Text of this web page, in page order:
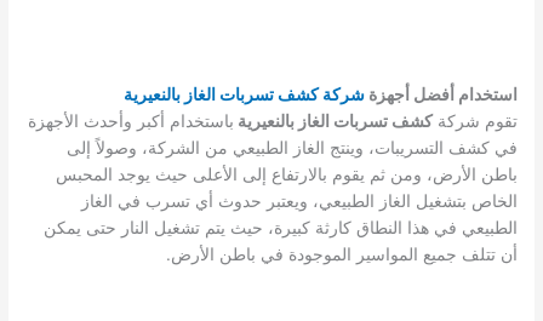
استخدام أفضل أجهزةشركة كشف تسربات الغاز بالنعيرية
تقوم شركةكشف تسربات الغاز بالنعيرية باستخدام أكبر وأحدث الأجهزة
في كشف التسريبات، وينتج الغاز الطبيعي من الشركة، وصولاً إلى
باطن الأرض، ومن ثم يقوم بالارتفاع إلى الأعلى حيث يوجد المحبس
الخاص بتشغيل الغاز الطبيعي، ويعتبر حدوث أي تسرب في الغاز
الطبيعي في هذا النطاق كارثة كبيرة، حيث يتم تشغيل النار حتى يمكن
أن تتلف جميع المواسير الموجودة في باطن الأرض.